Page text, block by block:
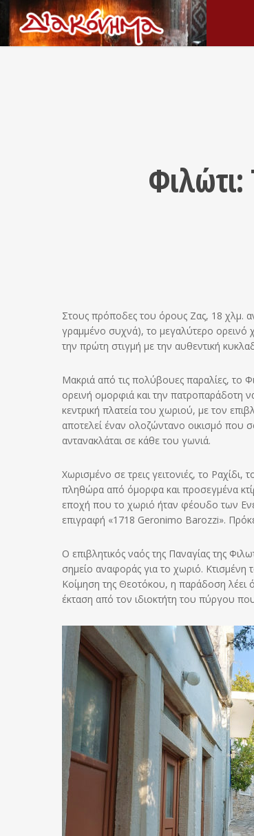
Στους πρόποδες του όρους Ζας, 18 χλμ.
γραμμένο συχνά), το μεγαλύτερο ορεινό
την πρώτη στιγμή με την αυθεντική
Μακριά από τις πολύβουες παραλίες, το
ορεινή ομορφιά και την πατροπαράδοτη
κεντρική πλατεία του χωριού, με τον
αποτελεί έναν ολοζώντανο οικισμό που
αντανακλάται σε κάθε του γωνιά.
Χωρισμένο σε τρεις γειτονιές, το
πληθώρα από όμορφα και προσεγμένα
εποχή που το χωριό ήταν φέουδο των
επιγραφή «1718 Geronimo Barozzi».
Ο επιβλητικός ναός της Παναγίας της
σημείο αναφοράς για το χωριό.
Κοίμηση της Θεοτόκου, η παράδοση λέει
έκταση από τον ιδιοκτήτη του πύργου